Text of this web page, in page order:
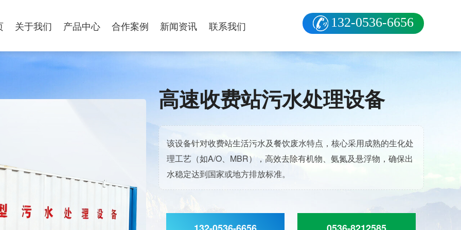
关于我们 产品中心 合作案例 新闻资讯 联系我们 132-0536-6656
高速收费站污水处理设备
该设备针对收费站生活污水及餐饮废水特点，核心采用成熟的生化处
理工艺（如A/O、MBR），高效去除有机物、氨氮及悬浮物，确保出
水稳定达到国家或地方排放标准。